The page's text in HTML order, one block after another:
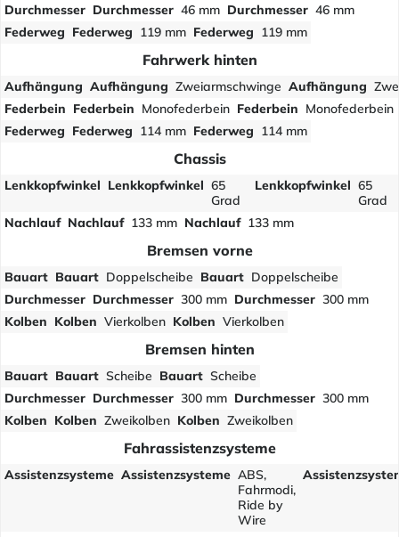
Durchmesser Durchmesser 46 mm Durchmesser 46 mm
Federweg Federweg 119 mm Federweg 119 mm
Fahrwerk hinten
Aufhängung Aufhängung Zweiarmschwinge Aufhängung
Federbein Federbein Monofederbein Federbein Monofederbein
Federweg Federweg 114 mm Federweg 114 mm
Chassis
Lenkkopfwinkel Lenkkopfwinkel 65
Grad
Lenkkopfwinkel 65
Grad
Nachlauf Nachlauf 133 mm Nachlauf 133 mm
Bremsen vorne
Bauart Bauart Doppelscheibe Bauart Doppelscheibe
Durchmesser Durchmesser 300 mm Durchmesser 300 mm
Kolben Kolben Vierkolben Kolben Vierkolben
Bremsen hinten
Bauart Bauart Scheibe Bauart Scheibe
Durchmesser Durchmesser 300 mm Durchmesser 300 mm
Kolben Kolben Zweikolben Kolben Zweikolben
Fahrassistenzsysteme
Assistenzsysteme Assistenzsysteme ABS,
Fahrmodi,
Ride by
Wire